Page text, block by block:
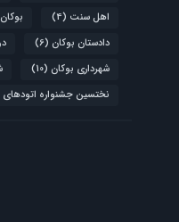
اهل سنت (4) بوکان
دادستان بوکان (6)
شهرداری بوکان (10)
نختسین جشنواره اتودهای